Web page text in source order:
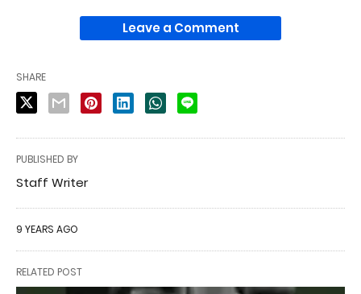
Leave a Comment
SHARE
PUBLISHED BY
Staff Writer
9 YEARS AGO
RELATED POST